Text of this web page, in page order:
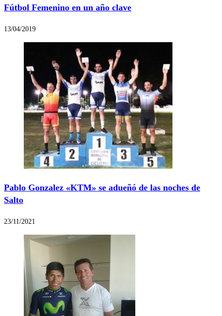
Fútbol Femenino en un año clave
13/04/2019
Pablo Gonzalez «KTM» se adueñó de las noches de
Salto
23/11/2021